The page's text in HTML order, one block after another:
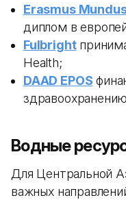
Erasmus
диплом в
Fulbright
Health;
DAAD EPOS
Водные
Для Центральной
важных